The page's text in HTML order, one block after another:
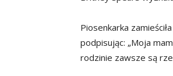
Piosenkarka
podpisując: „Moja
rodzinie zawsze są